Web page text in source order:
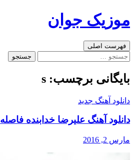
به
موزیک جوان
جست‌وجو
فهرست اصلی
جستجو
بایگانی برچسب: s
دانلود آهنگ جدید
دانلود آهنگ علیرضا خدابنده فاصله
مارس 2, 2016